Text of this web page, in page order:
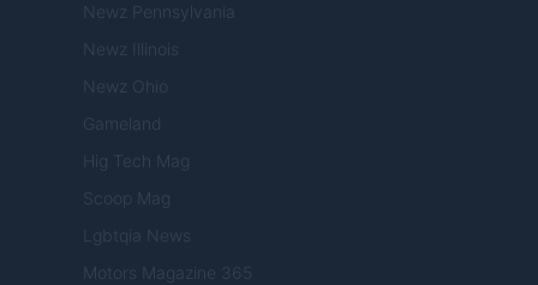
Newz Pennsylvania
Newz Illinois
Newz Ohio
Gameland
Hig Tech Mag
Scoop Mag
Lgbtqia News
Motors Magazine 365